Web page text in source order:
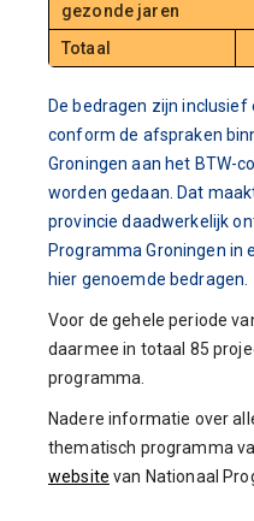
gezonde jaren
Totaal
De bedragen zijn
conform de afspraken
Groningen aan het BTW-
worden gedaan. Dat
provincie daadwerkelijk
Programma Groningen in
hier genoemde bedragen.
Voor de gehele periode
daarmee in totaal 85
programma.
Nadere informatie over
thematisch programma
website van Nationaal